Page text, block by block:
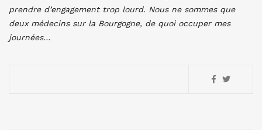
prendre d’engagement trop lourd. Nous ne sommes que
deux médecins sur la Bourgogne, de quoi occuper mes
journées…